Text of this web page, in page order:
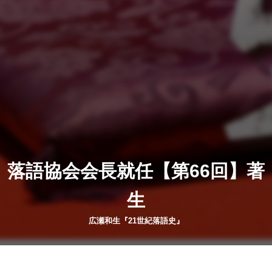
落語協会会長就任【第66回】著
生
広瀬和生『21世紀落語史』